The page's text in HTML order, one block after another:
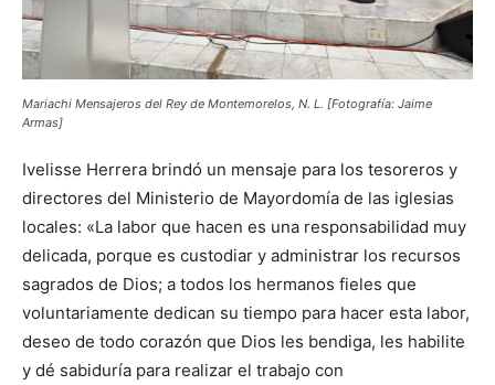
Mariachi Mensajeros del Rey de Montemorelos, N. L. [Fotografía: Jaime
Armas]
Ivelisse Herrera brindó un mensaje para los tesoreros y
directores del Ministerio de Mayordomía de las iglesias
locales: «La labor que hacen es una responsabilidad muy
delicada, porque es custodiar y administrar los recursos
sagrados de Dios; a todos los hermanos fieles que
voluntariamente dedican su tiempo para hacer esta labor,
deseo de todo corazón que Dios les bendiga, les habilite
y dé sabiduría para realizar el trabajo con